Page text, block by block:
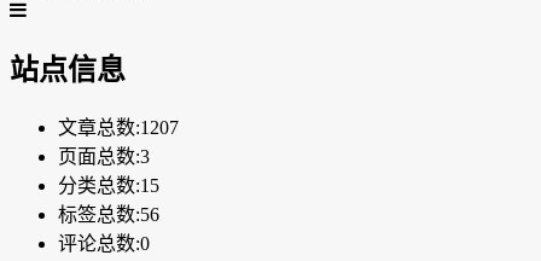
站点信息
文章总数:1207
页面总数:3
分类总数:15
标签总数:56
评论总数:0